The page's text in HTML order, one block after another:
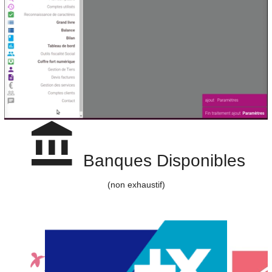
Banques Disponibles
(non exhaustif)